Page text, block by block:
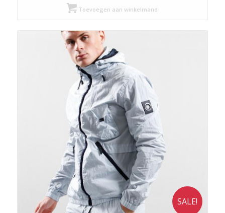
was:
Toevoegen aan winkelmand
SALE!